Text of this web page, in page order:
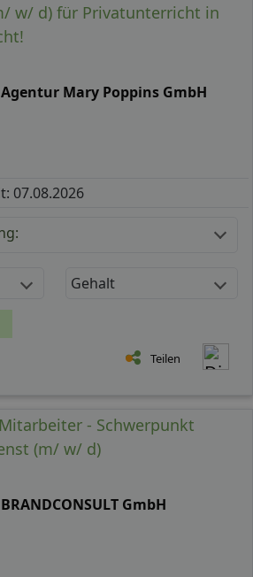
w/ d) für Privatunterricht in
Agentur Mary Poppins GmbH
07.08.2026
Gehalt
Teilen
- Schwerpunkt
(m/ w/ d)
BRANDCONSULT GmbH